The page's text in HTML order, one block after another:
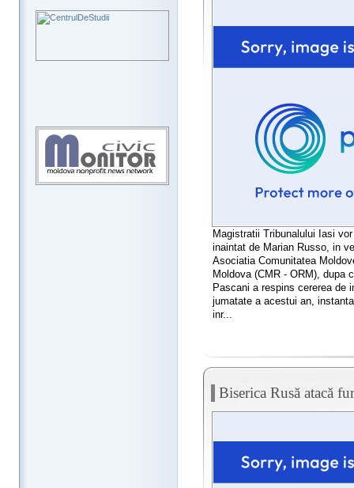
Magistratii Tribunalului Iasi
inaintat de Marian Russo, in
Asociatia Comunitatea
Moldova (CMR - ORM), dupa
Pascani a respins cererea de
jumatate a acestui an,
inr...
Biserica Rusă atacă